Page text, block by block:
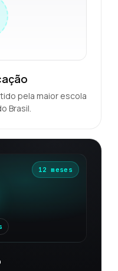
pela maior escola
Brasil.
12 meses